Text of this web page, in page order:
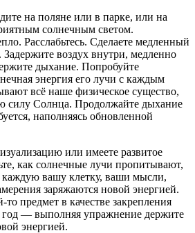
на поляне или в парке, или на
солнечным светом.
Расслабьтесь. Сделаете медленный
воздух внутри, медленно
дыхание. Попробуйте
энергия его лучи с каждым
всё наше физическое существо,
силу Солнца. Продолжайте дыхание
наполняясь обновленной
или имеете развитое
как солнечные лучи пропитывают,
вашу клетку, ваши мысли,
заряжаются новой энергией.
предмет в качестве закрепления
— выполняя упражнение держите
энергией.